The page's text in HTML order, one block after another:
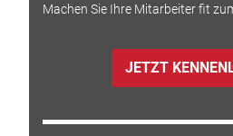
Machen Sie Ihre Mitarbeiter fit
JETZT